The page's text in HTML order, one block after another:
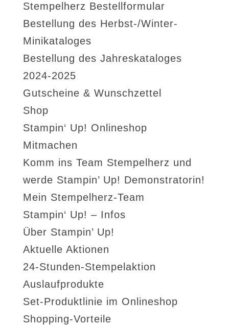
Stempelherz Bestellformular
Bestellung des Herbst-/Winter-
Minikataloges
Bestellung des Jahreskataloges
2024-2025
Gutscheine & Wunschzettel
Shop
Stampin‘ Up! Onlineshop
Mitmachen
Komm ins Team Stempelherz und
werde Stampin’ Up! Demonstratorin!
Mein Stempelherz-Team
Stampin‘ Up! – Infos
Über Stampin’ Up!
Aktuelle Aktionen
24-Stunden-Stempelaktion
Auslaufprodukte
Set-Produktlinie im Onlineshop
Shopping-Vorteile